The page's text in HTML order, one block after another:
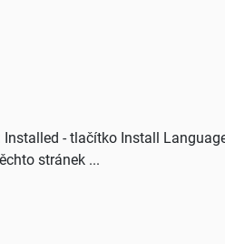
- tlačítko Install
stránek ...